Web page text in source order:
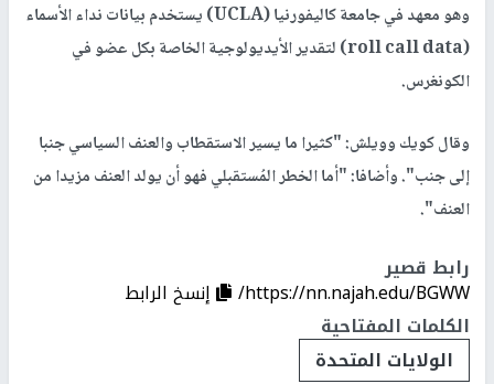
وهو معهد في جامعة كاليفورنيا (UCLA) يستخدم بيانات نداء الأسماء
(roll call data) لتقدير الأيديولوجية الخاصة بكل عضو في
الكونغرس.
وقال كويك وويلش: "كثيرا ما يسير الاستقطاب والعنف السياسي جنبا
إلى جنب". وأضافا: "أما الخطر المُستقبلي فهو أن يولد العنف مزيدا من
العنف".
رابط قصير
https://nn.najah.edu/BGWW/
إنسخ الرابط
الكلمات المفتاحية
الولايات المتحدة